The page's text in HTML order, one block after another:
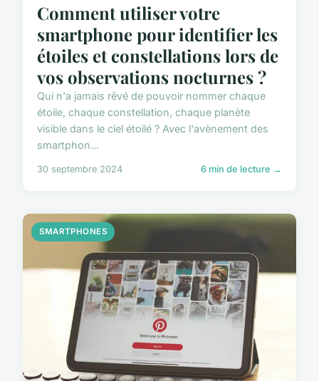
Comment utiliser votre
smartphone pour identifier les
étoiles et constellations lors de
vos observations nocturnes ?
Qui n'a jamais rêvé de pouvoir nommer chaque
étoile, chaque constellation, chaque planète
visible dans le ciel étoilé ? Avec l'avènement des
smartphon...
30 septembre 2024 6 min de lecture →
SMARTPHONES